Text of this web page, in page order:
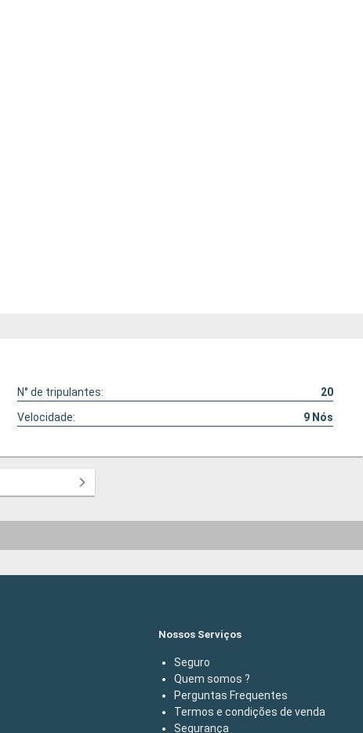
N° de tripulantes:
20
Velocidade: 9 Nós
Nossos Serviços
Seguro
Quem somos ?
Perguntas Frequentes
Termos e condições de venda
Segurança